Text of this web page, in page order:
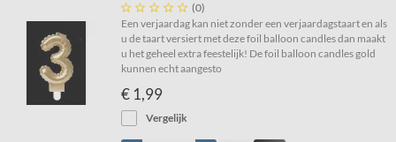
     (0)
Een verjaardag kan niet zonder een verjaardagstaart en als
u de taart versiert met deze foil balloon candles dan maakt
u het geheel extra feestelijk! De foil balloon candles gold
kunnen echt aangesto
€ 1,99
Vergelijk